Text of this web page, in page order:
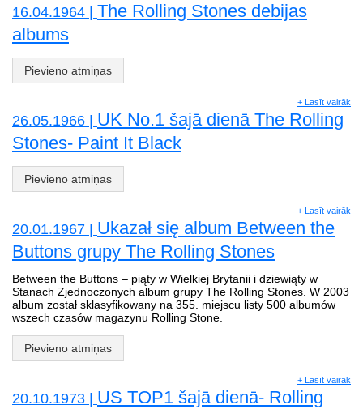
16.04.1964 | The Rolling Stones debijas
albums
Pievieno atmiņas
+ Lasīt vairāk
26.05.1966 | UK No.1 šajā dienā The Rolling
Stones- Paint It Black
Pievieno atmiņas
+ Lasīt vairāk
20.01.1967 | Ukazał się album Between the
Buttons grupy The Rolling Stones
Between the Buttons – piąty w Wielkiej Brytanii i dziewiąty w
Stanach Zjednoczonych album grupy The Rolling Stones. W 2003
album został sklasyfikowany na 355. miejscu listy 500 albumów
wszech czasów magazynu Rolling Stone.
Pievieno atmiņas
+ Lasīt vairāk
20.10.1973 | US TOP1 šajā dienā- Rolling